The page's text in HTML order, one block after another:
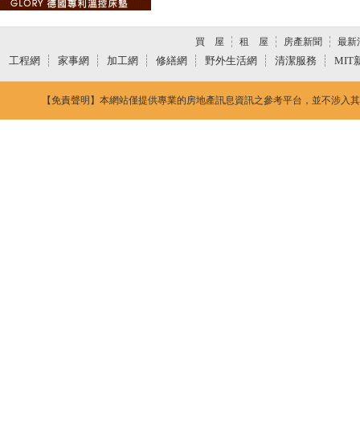
買 屋 租 屋 房產新聞 最新
工程網 家事網 加工網 修繕網 野外生活網 清潔服務 MIT
【免責聲明】本網站僅提供專業的房地產訊息資訊之參考平台，並不涉